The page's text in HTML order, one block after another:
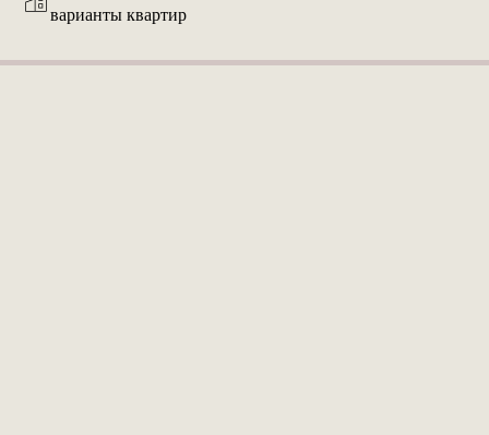
варианты квартир